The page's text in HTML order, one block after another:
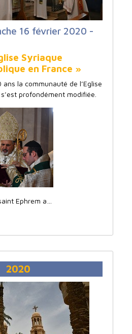
16 février 2020 -
Syriaque
en France »
ans la communauté de l’Eglise
profondément modifiée.
Ephrem a…
2020